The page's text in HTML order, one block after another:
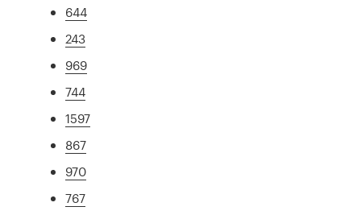
644
243
969
744
1597
867
970
767